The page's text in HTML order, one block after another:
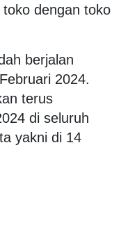
dengan toko
berjalan
2024.
terus
di seluruh
yakni di 14